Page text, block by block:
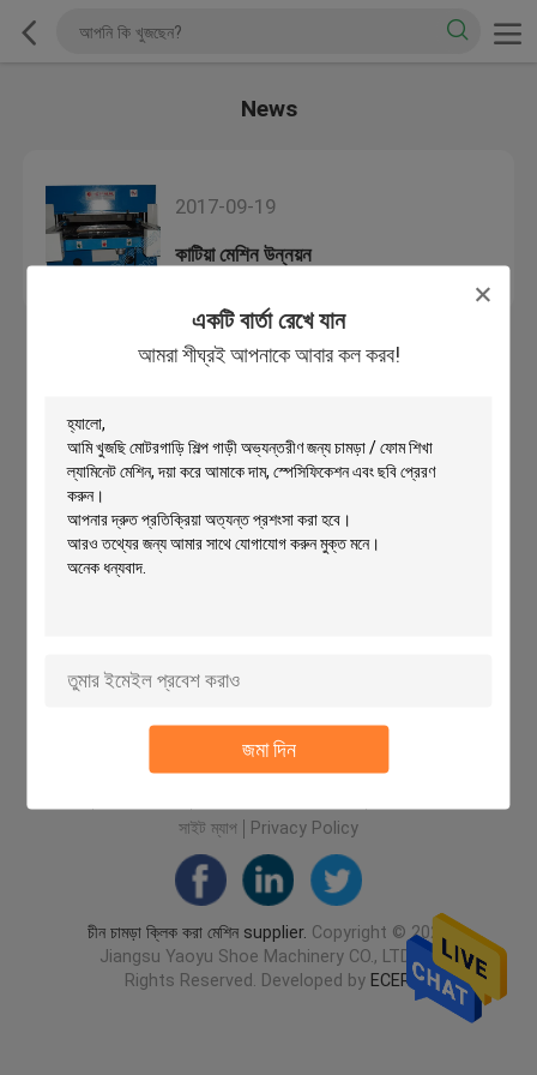
একটি বার্তা রেখে যান
আমরা শীঘ্রই আপনাকে আবার কল করব!
জমা দিন
News
2017-09-19
কাটিয়া মেশিন উন্নয়ন
সাইট ম্যাপ
Privacy Policy
চীন চামড়া ক্লিক করা মেশিন supplier. Copyright © 2026
Jiangsu Yaoyu Shoe Machinery CO., LTD. All
Rights Reserved. Developed by ECER